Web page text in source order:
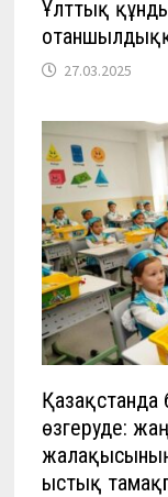
Ұлттық
27.03.2025
Қазақстанда
өзгеруде:
ыстық